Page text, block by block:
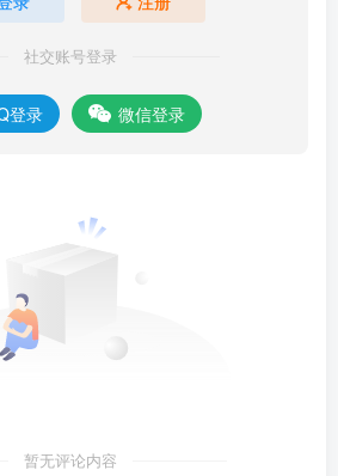
和
两个仓库中，那么
两个仓库。
项目中，依赖是指你的项目需要使用
格式数据结构的包），你需要使
社交账号登录
登录 微信登录
暂无评论内容